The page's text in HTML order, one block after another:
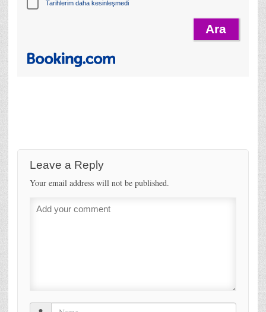
Tarihlerim daha kesinleşmedi
Leave a Reply
Your email address will not be published.